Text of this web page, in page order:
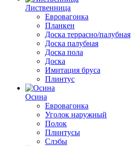
Лиственница
Евровагонка
Планкен
Доска террасно/палубная
Доска палубная
Доска пола
Доска
Имитация бруса
Плинтус
Осина
Евровагонка
Уголок наружный
Полок
Плинтусы
Слэбы